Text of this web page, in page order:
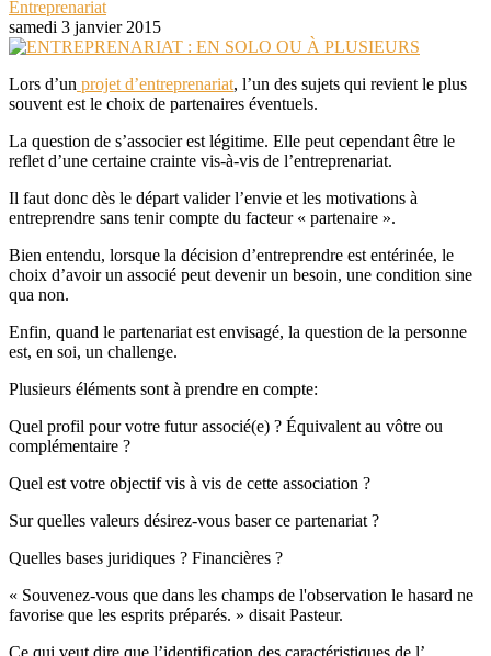
Entreprenariat
samedi 3 janvier 2015
Lors d’un projet d’entreprenariat, l’un des sujets qui revient le plus
souvent est le choix de partenaires éventuels.
La question de s’associer est légitime. Elle peut cependant être le
reflet d’une certaine crainte vis-à-vis de l’entreprenariat.
Il faut donc dès le départ valider l’envie et les motivations à
entreprendre sans tenir compte du facteur « partenaire ».
Bien entendu, lorsque la décision d’entreprendre est entérinée, le
choix d’avoir un associé peut devenir un besoin, une condition sine
qua non.
Enfin, quand le partenariat est envisagé, la question de la personne
est, en soi, un challenge.
Plusieurs éléments sont à prendre en compte:
Quel profil pour votre futur associé(e) ? Équivalent au vôtre ou
complémentaire ?
Quel est votre objectif vis à vis de cette association ?
Sur quelles valeurs désirez-vous baser ce partenariat ?
Quelles bases juridiques ? Financières ?
« Souvenez-vous que dans les champs de l'observation le hasard ne
favorise que les esprits préparés. » disait Pasteur.